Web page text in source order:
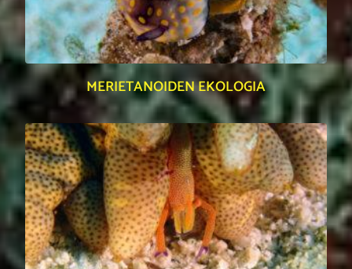
MERIETANOIDEN EKOLOGIA